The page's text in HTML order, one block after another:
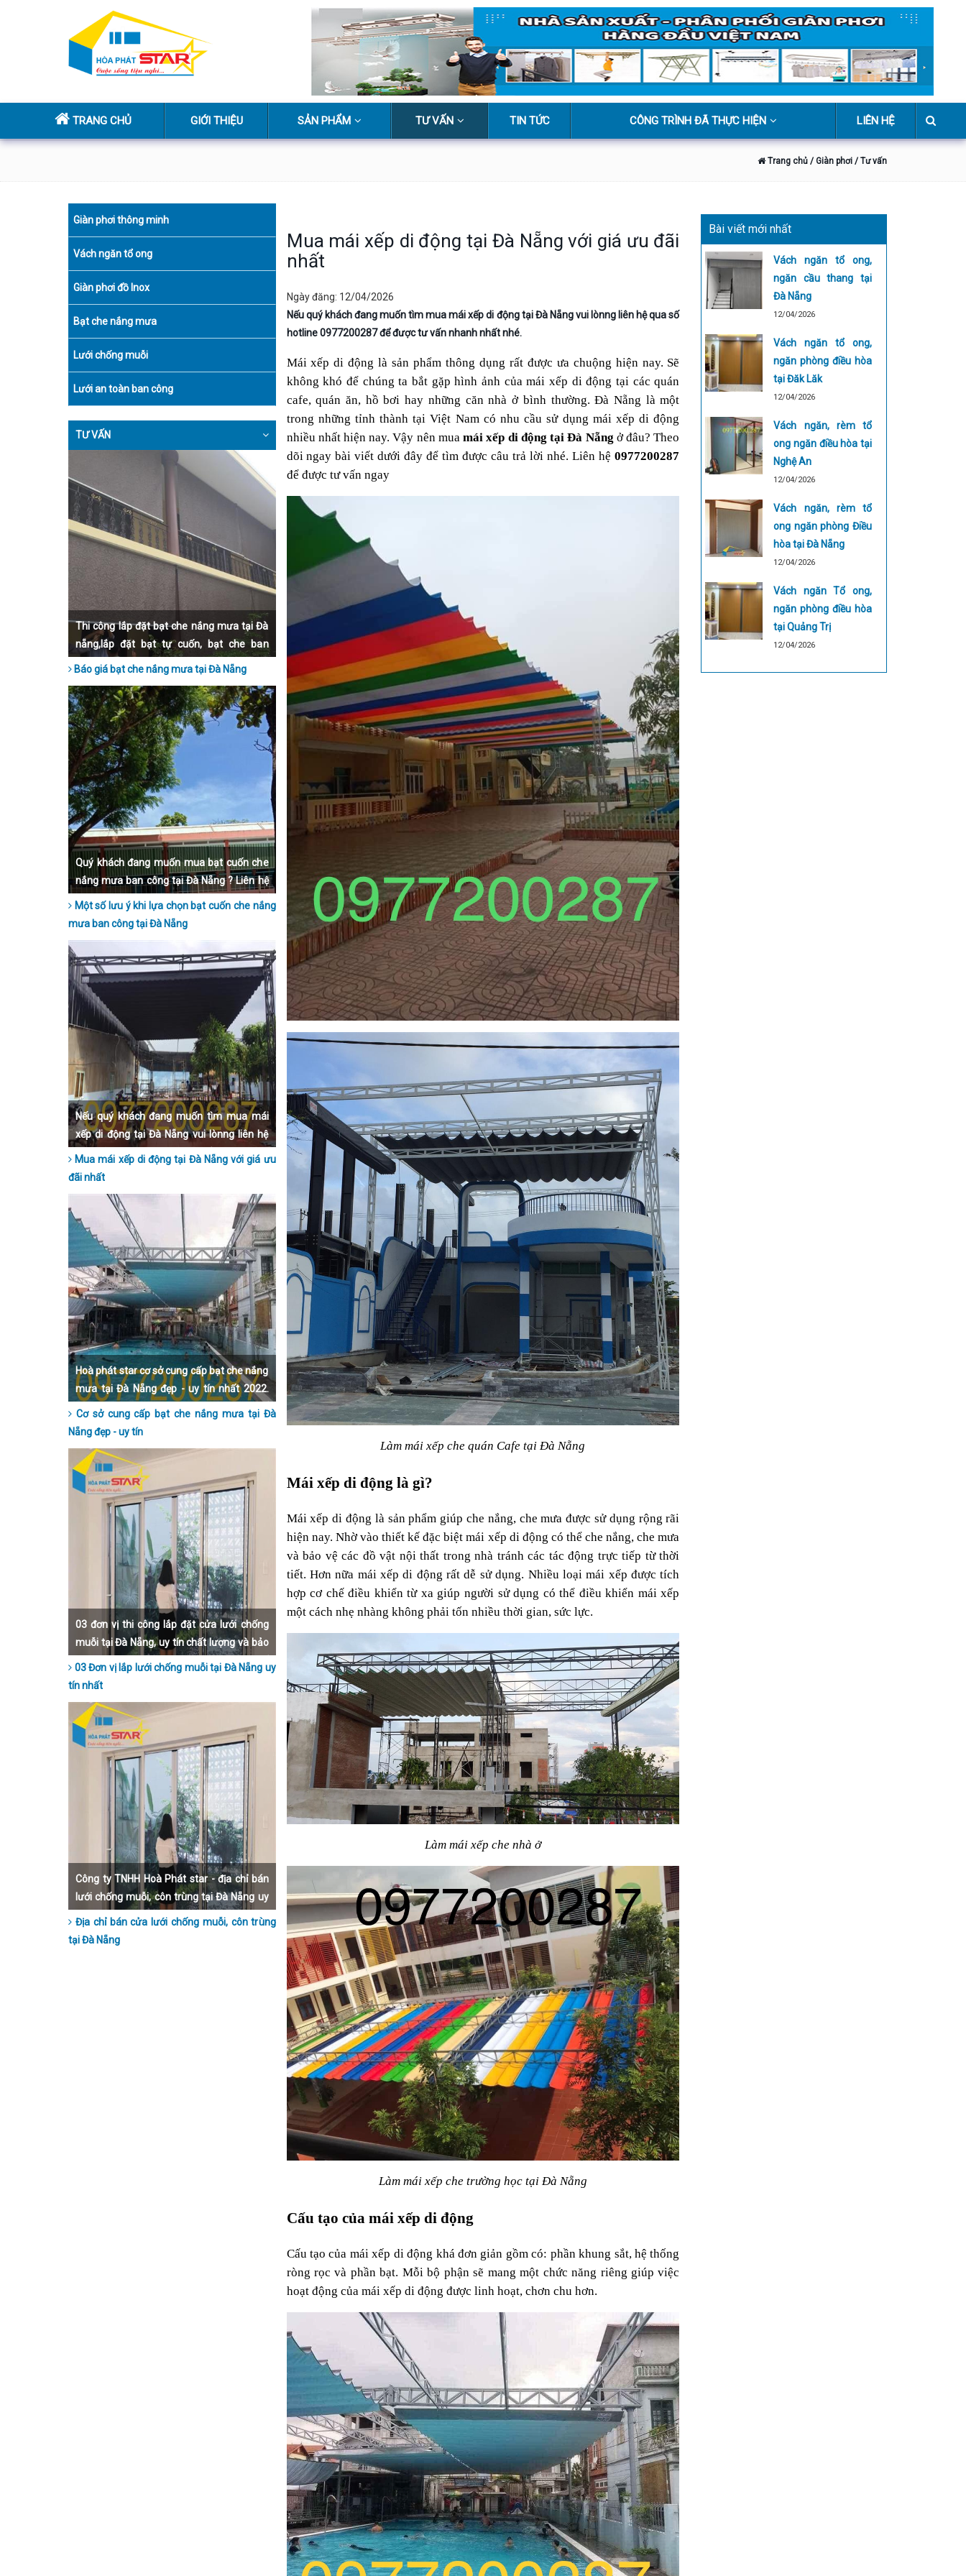
TRANG CHỦ GIỚI THIỆU SẢN PHẨM TƯ VẤN TIN TỨC CÔNG TRÌNH ĐÃ THỰC HIỆN LIÊN HỆ
Trang chủ / Giàn phơi / Tư vấn
Mua mái xếp di động tại Đà Nẵng với giá ưu đãi
nhất
Ngày đăng: 12/04/2026
Nếu quý khách đang muốn tìm mua mái xếp di động tại Đà Nẵng vui lònng liên hệ qua số
hotline 0977200287 để được tư vấn nhanh nhất nhé.
Mái xếp di động là sản phẩm thông dụng rất được ưa chuộng hiện nay. Sẽ
không khó để chúng ta bắt gặp hình ảnh của mái xếp di động tại các quán
cafe, quán ăn, hồ bơi hay những căn nhà ở bình thường. Đà Nẵng là một
trong những tỉnh thành tại Việt Nam có nhu cầu sử dụng mái xếp di động
nhiều nhất hiện nay. Vậy nên mua mái xếp di động tại Đà Nẵng ở đâu? Theo
dõi ngay bài viết dưới đây để tìm được câu trả lời nhé. Liên hệ 0977200287
để được tư vấn ngay
Làm mái xếp che quán Cafe tại Đà Nẵng
Mái xếp di động là gì?
Mái xếp di động là sản phẩm giúp che nắng, che mưa được sử dụng rộng rãi
hiện nay. Nhờ vào thiết kế đặc biệt mái xếp di động có thể che nắng, che mưa
và bảo vệ các đồ vật nội thất trong nhà tránh các tác động trực tiếp từ thời
tiết. Hơn nữa mái xếp di động rất dễ sử dụng. Nhiều loại mái xếp được tích
hợp cơ chế điều khiển từ xa giúp người sử dụng có thể điều khiển mái xếp
một cách nhẹ nhàng không phải tốn nhiều thời gian, sức lực.
Làm mái xếp che nhà ở
Làm mái xếp che trường học tại Đà Nẵng
Cấu tạo của mái xếp di động
Cấu tạo của mái xếp di động khá đơn giản gồm có: phần khung sắt, hệ thống
ròng rọc và phần bạt. Mỗi bộ phận sẽ mang một chức năng riêng giúp việc
hoạt động của mái xếp di động được linh hoạt, chơn chu hơn.
Bài viết mới nhất
Vách ngăn tổ ong,
ngăn cầu thang tại
Đà Nẵng
12/04/2026
Vách ngăn tổ ong,
ngăn phòng điều hòa
tại Đăk Lăk
12/04/2026
Vách ngăn, rèm tổ
ong ngăn điều hòa tại
Nghệ An
12/04/2026
Vách ngăn, rèm tổ
ong ngăn phòng Điều
hòa tại Đà Nẵng
12/04/2026
Vách ngăn Tổ ong,
ngăn phòng điều hòa
tại Quảng Trị
12/04/2026
Giàn phơi thông minh
Vách ngăn tổ ong
Giàn phơi đồ Inox
Bạt che nắng mưa
Lưới chống muỗi
Lưới an toàn ban công
TƯ VẤN
Thi công lắp đặt bạt che nắng mưa tại Đà
nẵng,lắp đặt bạt tự cuốn, bạt che ban
công, bạt mái hiên, bạt xếp, uy tín chất
chóng.
Báo giá bạt che nắng mưa tại Đà Nẵng
Quý khách đang muốn mua bạt cuốn che
nắng mưa ban công tại Đà Nẵng ? Liên hệ
ngay đến Hoà Phát Star qua số hotline để
được tư vấn nhé.
Một số lưu ý khi lựa chọn bạt cuốn che nắng
mưa ban công tại Đà Nẵng
Nếu quý khách đang muốn tìm mua mái
xếp di động tại Đà Nẵng vui lònng liên hệ
qua số hotline 0977200287 để được tư vấn
nhanh nhất nhé.
Mua mái xếp di động tại Đà Nẵng với giá ưu
đãi nhất
Hoà phát star cơ sở cung cấp bạt che nắng
mưa tại Đà Nẵng đẹp - uy tín nhất 2022.
Liên hệ qua số hotline 0977200287 để
được hỗ trợ trực tiếp và tận tình nhất nhé.
Cơ sở cung cấp bạt che nắng mưa tại Đà
Nẵng đẹp - uy tín
03 đơn vị thi công lắp đặt cửa lưới chống
muỗi tại Đà Nẵng, uy tín chất lượng và bảo
hành dài hạn nhất hiện nay. Hãy liên hệ để
được lắp đặt nhanh nhất, đẹp nhất và giá
03 Đơn vị lắp lưới chống muỗi tại Đà Nẵng uy
tín nhất
Công ty TNHH Hoà Phát star - địa chỉ bán
lưới chống muỗi, côn trùng tại Đà Nẵng uy
tín nhất hiện nay.
Địa chỉ bán cửa lưới chống muỗi, côn trùng
tại Đà Nẵng